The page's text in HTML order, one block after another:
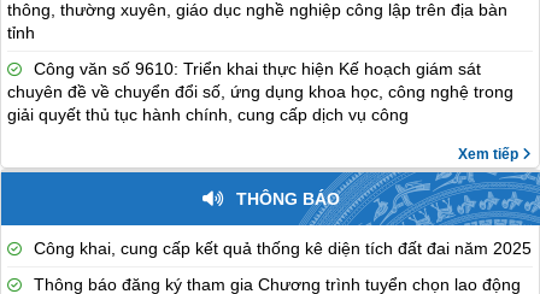
thông, thường xuyên, giáo dục nghề nghiệp công lập trên địa bàn
tỉnh
Công văn số 9610: Triển khai thực hiện Kế hoạch giám sát
chuyên đề về chuyển đổi số, ứng dụng khoa học, công nghệ trong
giải quyết thủ tục hành chính, cung cấp dịch vụ công
Xem tiếp
THÔNG BÁO
Công khai, cung cấp kết quả thống kê diện tích đất đai năm 2025
Thông báo đăng ký tham gia Chương trình tuyển chọn lao động